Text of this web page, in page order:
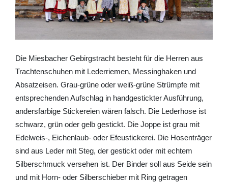
Die Miesbacher Gebirgstracht besteht für die Herren aus
Trachtenschuhen mit Lederriemen, Messinghaken und
Absatzeisen. Grau-grüne oder weiß-grüne Strümpfe mit
entsprechenden Aufschlag in handgestickter Ausführung,
andersfarbige Stickereien wären falsch. Die Lederhose ist
schwarz, grün oder gelb gestickt. Die Joppe ist grau mit
Edelweis-, Eichenlaub- oder Efeustickerei. Die Hosenträger
sind aus Leder mit Steg, der gestickt oder mit echtem
Silberschmuck versehen ist. Der Binder soll aus Seide sein
und mit Horn- oder Silberschieber mit Ring getragen